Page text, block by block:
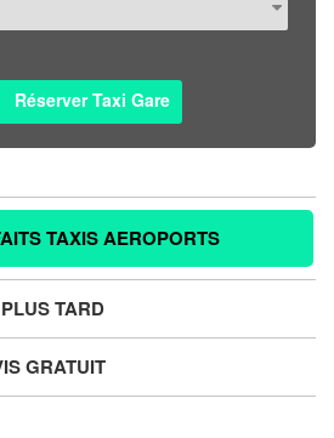
Réserver Taxi Gare
TAXIS AEROPORTS
TARD
GRATUIT